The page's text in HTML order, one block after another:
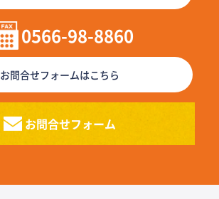
0566-98-8860
お問合せフォームはこちら
お問合せフォーム